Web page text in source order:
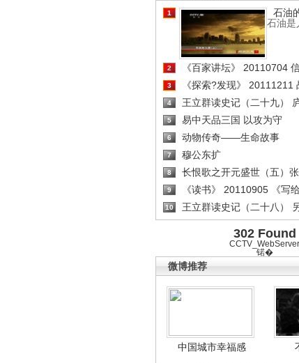
1
石油
石油是
2 《百家讲坛》 20110704 信
3 《探索?发现》 20111211
4 王立群读史记（二十九）
5 易中天品三国 以攻为守
6 动物传奇——生命故事
7 穆公东扩
8 长恨歌之开元盛世（五）
9 《读书》 20110905 《写给
10 王立群读史记（二十八）
302 Found
CCTV_WebServer
锘�
微博推荐
中国城市幸福感